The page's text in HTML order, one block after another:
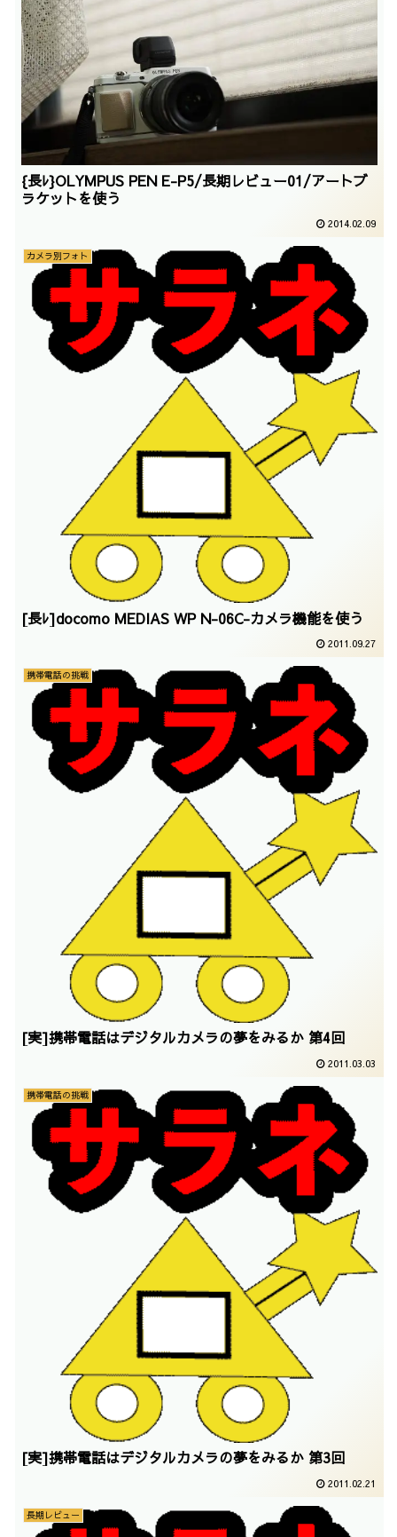
{長ﾚ}OLYMPUS PEN E-P5/長期レビュー01/アートブ
ラケットを使う
2014.02.09
カメラ別フォト
[長ﾚ]docomo MEDIAS WP N-06C-カメラ機能を使う
2011.09.27
携帯電話の挑戦
[実]携帯電話はデジタルカメラの夢をみるか 第4回
2011.03.03
携帯電話の挑戦
[実]携帯電話はデジタルカメラの夢をみるか 第3回
2011.02.21
長期レビュー